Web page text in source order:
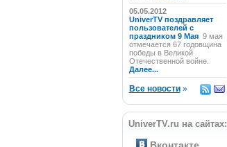
05.05.2012
UniverTV поздравляет
пользователей с
праздником 9 Мая 9 мая
отмечается 67 годовщина
победы в Великой
Отечественной войне.
Далее...
Все новости»
UniverTV.ru на сайтах: